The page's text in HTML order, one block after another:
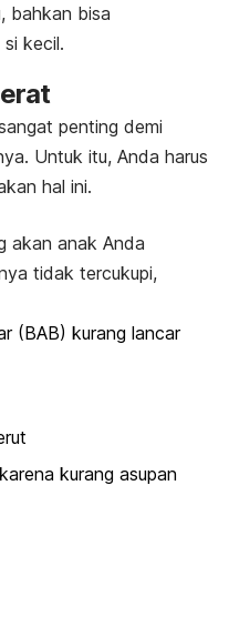
bahkan bisa
kecil.
penting demi
Untuk itu, Anda harus
hal ini.
akan anak Anda
tidak tercukupi,
(BAB) kurang lancar
kurang asupan